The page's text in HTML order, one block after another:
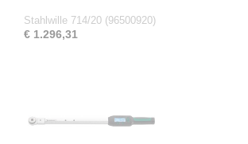
Stahlwille 714/20 (96500920)
€ 1.296,31